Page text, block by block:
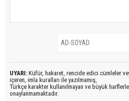
UYARI: Küfür, hakaret, rencide edici cümleler
içeren, imla kuralları ile yazılmamış,
Türkçe karakter kullanılmayan ve büyük
onaylanmamaktadır.